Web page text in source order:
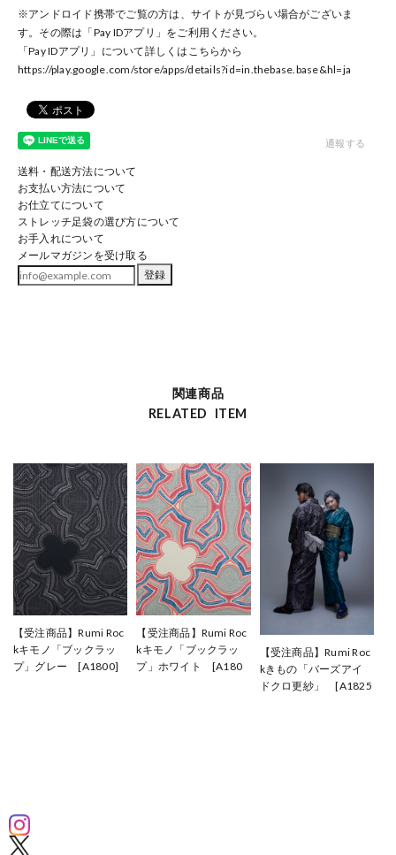
※アンドロイド携帯でご覧の方は、サイトが見づらい場合がございま
す。その際は「Pay IDアプリ」をご利用ください。
「Pay IDアプリ」について詳しくはこちらから
https://play.google.com/store/apps/details?id=in.thebase.base&hl=ja
通報する
送料・配送方法について
お支払い方法について
お仕立てについて
ストレッチ足袋の選び方について
お手入れについて
メールマガジンを受け取る
登録
関連商品
RELATED ITEM
【受注商品】Rumi Roc
kキモノ「ブックラッ
プ」グレー [A1800]
【受注商品】Rumi Roc
kキモノ「ブックラッ
プ」ホワイト [A180
【受注商品】Rumi Roc
kきもの「バーズアイ
ドクロ更紗」 [A1825